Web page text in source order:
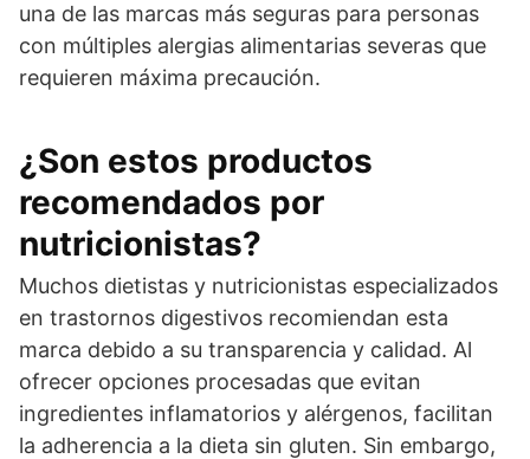
una de las marcas más seguras para personas
con múltiples alergias alimentarias severas que
requieren máxima precaución.
¿Son estos productos
recomendados por
nutricionistas?
Muchos dietistas y nutricionistas especializados
en trastornos digestivos recomiendan esta
marca debido a su transparencia y calidad. Al
ofrecer opciones procesadas que evitan
ingredientes inflamatorios y alérgenos, facilitan
la adherencia a la dieta sin gluten. Sin embargo,